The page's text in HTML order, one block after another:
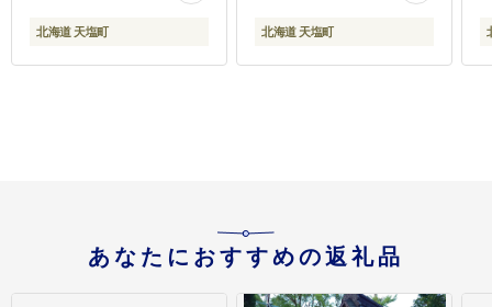
北海道 天塩町 北海道 天塩町
あなたにおすすめの返礼品